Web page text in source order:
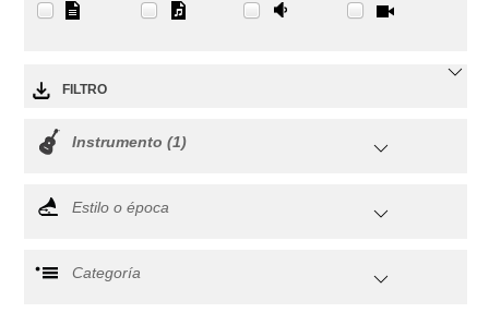
FILTRO
Instrumento (1)
Estilo o época
Categoría